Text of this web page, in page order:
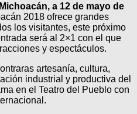
a 12 de mayo de
2018 ofrece grandes
los visitantes, este próximo
será al 2×1 con el que
y espectáculos.
artesanía, cultura,
industrial y productiva del
en el Teatro del Pueblo con